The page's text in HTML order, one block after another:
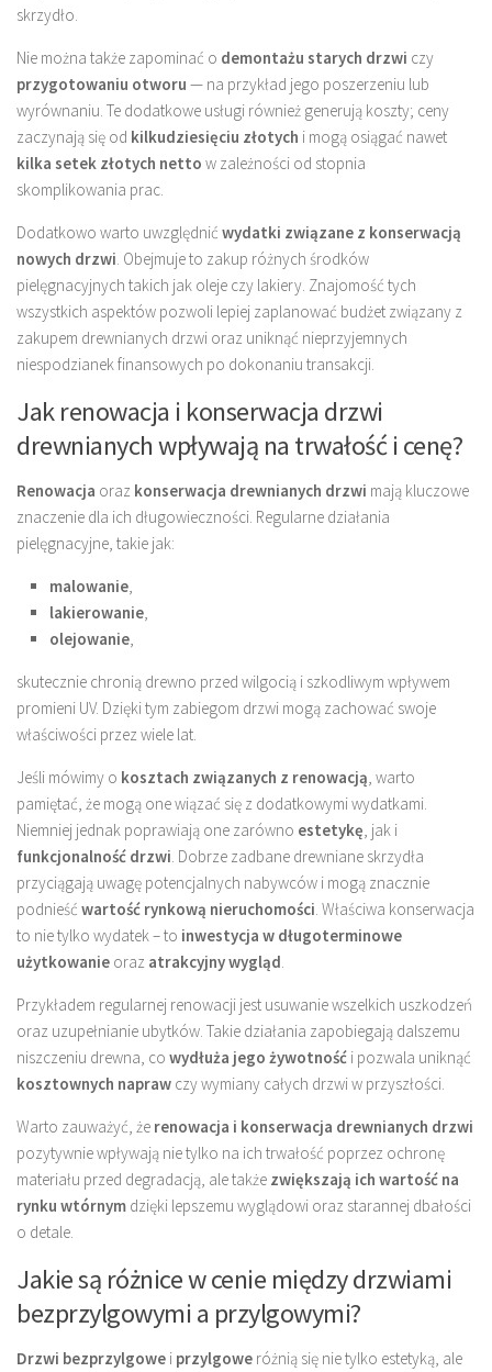
skrzydło.
Nie można także zapominać o demontażu starych drzwi czy
przygotowaniu otworu — na przykład jego poszerzeniu lub
wyrównaniu. Te dodatkowe usługi również generują koszty; ceny
zaczynają się od kilkudziesięciu złotych i mogą osiągać nawet
kilka setek złotych netto w zależności od stopnia
skomplikowania prac.
Dodatkowo warto uwzględnić wydatki związane z konserwacją
nowych drzwi . Obejmuje to zakup różnych środków
pielęgnacyjnych takich jak oleje czy lakiery. Znajomość tych
wszystkich aspektów pozwoli lepiej zaplanować budżet związany z
zakupem drewnianych drzwi oraz uniknąć nieprzyjemnych
niespodzianek finansowych po dokonaniu transakcji.
Jak renowacja i konserwacja drzwi
drewnianych wpływają na trwałość i cenę?
Renowacja oraz konserwacja drewnianych drzwi mają kluczowe
znaczenie dla ich długowieczności. Regularne działania
pielęgnacyjne, takie jak:
malowanie
lakierowanie
olejowanie
skutecznie chronią drewno przed wilgocią i szkodliwym wpływem
promieni UV. Dzięki tym zabiegom drzwi mogą zachować swoje
właściwości przez wiele lat.
Jeśli mówimy o kosztach związanych z renowacją , warto
pamiętać, że mogą one wiązać się z dodatkowymi wydatkami.
Niemniej jednak poprawiają one zarówno estetykę , jak i
funkcjonalność drzwi . Dobrze zadbane drewniane skrzydła
przyciągają uwagę potencjalnych nabywców i mogą znacznie
podnieść wartość rynkową nieruchomości . Właściwa konserwacja
to nie tylko wydatek – to inwestycja w długoterminowe
użytkowanie oraz atrakcyjny wygląd
Przykładem regularnej renowacji jest usuwanie wszelkich uszkodzeń
oraz uzupełnianie ubytków. Takie działania zapobiegają dalszemu
niszczeniu drewna, co wydłuża jego żywotność i pozwala uniknąć
kosztownych napraw czy wymiany całych drzwi w przyszłości.
Warto zauważyć, że renowacja i konserwacja drewnianych drzwi
pozytywnie wpływają nie tylko na ich trwałość poprzez ochronę
materiału przed degradacją, ale także zwiększają ich wartość na
rynku wtórnym dzięki lepszemu wyglądowi oraz starannej dbałości
o detale.
Jakie są różnice w cenie między drzwiami
bezprzylgowymi a przylgowymi?
Drzwi bezprzylgowe i przylgowe różnią się nie tylko estetyką, ale